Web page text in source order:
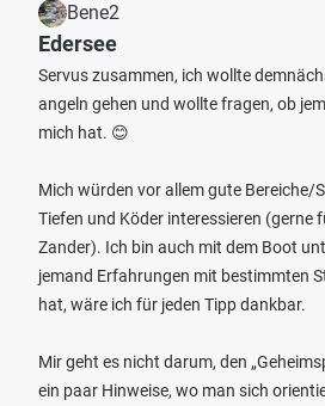
Bene2
Edersee
Servus zusammen, ich wollte
angeln gehen und wollte fragen, ob
mich hat. 😊
Mich würden vor allem gute Bereiche/
Tiefen und Köder interessieren (gerne
Zander). Ich bin auch mit dem Boot
jemand Erfahrungen mit bestimmten
hat, wäre ich für jeden Tipp dankbar.
Mir geht es nicht darum, den
ein paar Hinweise, wo man sich